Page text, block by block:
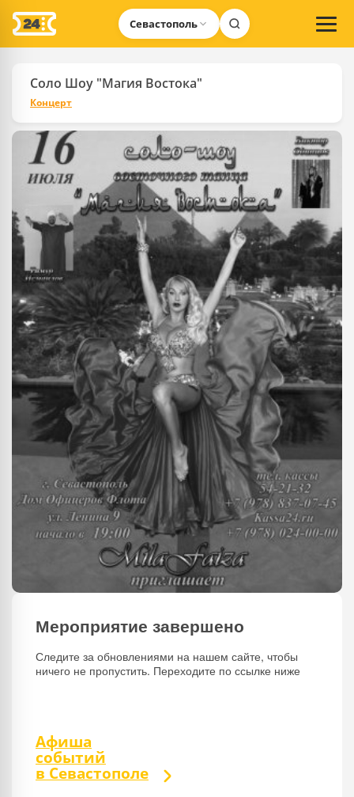
Севастополь
Соло Шоу "Магия Востока"
Концерт
Мероприятие завершено
Следите за обновлениями на нашем сайте, чтобы
ничего не пропустить. Переходите по ссылке ниже
Афиша
событий
в Севастополе